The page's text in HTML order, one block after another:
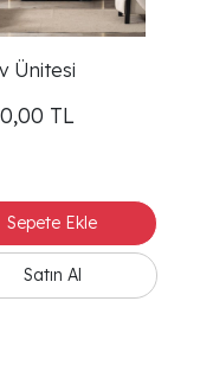
Ünitesi
TL